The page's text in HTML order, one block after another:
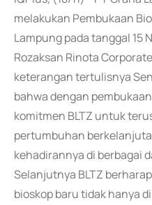
melakukan Pembukaan
Lampung pada tanggal 15
Rozaksan Rinota
keterangan tertulisnya
bahwa dengan
komitmen BLTZ untuk
pertumbuhan
kehadirannya di berbagai
Selanjutnya BLTZ
bioskop baru tidak hanya